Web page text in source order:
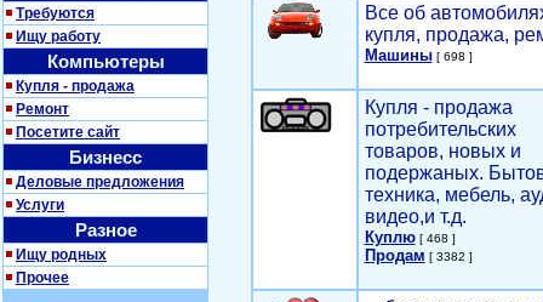
Требуются
Ищу работу
Компьютеры
Купля - продажа
Ремонт
Посетите сайт
Бизнесс
Деловые предложения
Услуги
Разное
Ищу родных
Прочее
Все об
купля, продажа,
Машины[ 698 ]
Купля - продажа
потребительских
товаров, новых и
подержаных.
техника, мебель,
видео,и т.д.
Куплю[ 468 ]
Продам [ 3382 ]